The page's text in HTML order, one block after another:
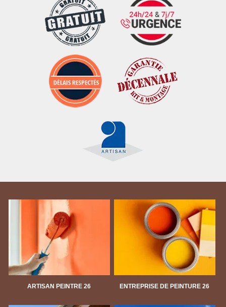
ARTISAN PEINTRE 26 ENTREPRISE DE PEINTURE 26